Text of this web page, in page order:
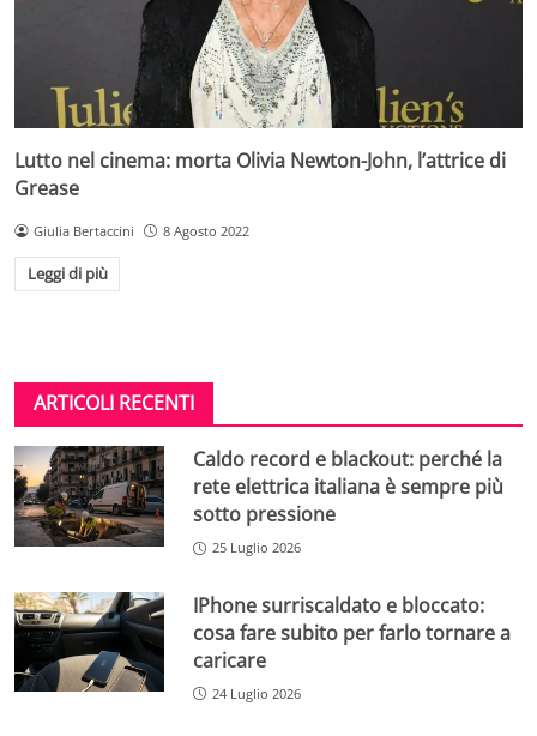
Lutto nel cinema: morta Olivia Newton-John, l’attrice di
Grease
Giulia Bertaccini 8 Agosto 2022
Leggi di più
ARTICOLI RECENTI
Caldo record e blackout: perché la
rete elettrica italiana è sempre più
sotto pressione
25 Luglio 2026
IPhone surriscaldato e bloccato:
cosa fare subito per farlo tornare a
caricare
24 Luglio 2026